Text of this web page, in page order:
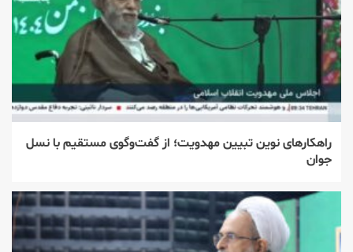
راهکارهای نوین تبیین مهدویت؛ از گفت‌وگوی مستقیم با نسل
جوان